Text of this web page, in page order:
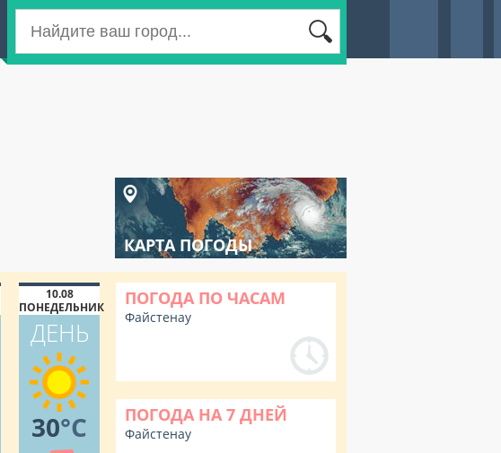
КАРТА ПОГОДЫ
10.08
ПОНЕДЕЛЬНИК
ДЕНЬ
30°C
ПОГОДА ПО ЧАСАМ
Файстенау
ПОГОДА НА 7 ДНЕЙ
Файстенау